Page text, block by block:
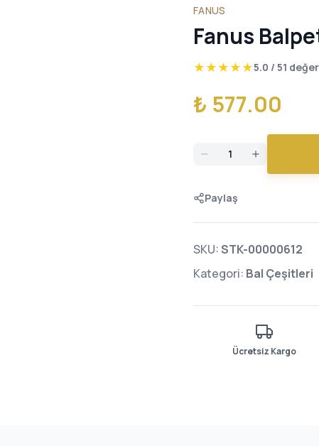
FANUS
Fanus
★★★★★5.0 / 51
₺ 577.00
Paylaş
SKU:STK-00000612
Kategori: Bal Çeşitleri
Ücretsiz Kargo